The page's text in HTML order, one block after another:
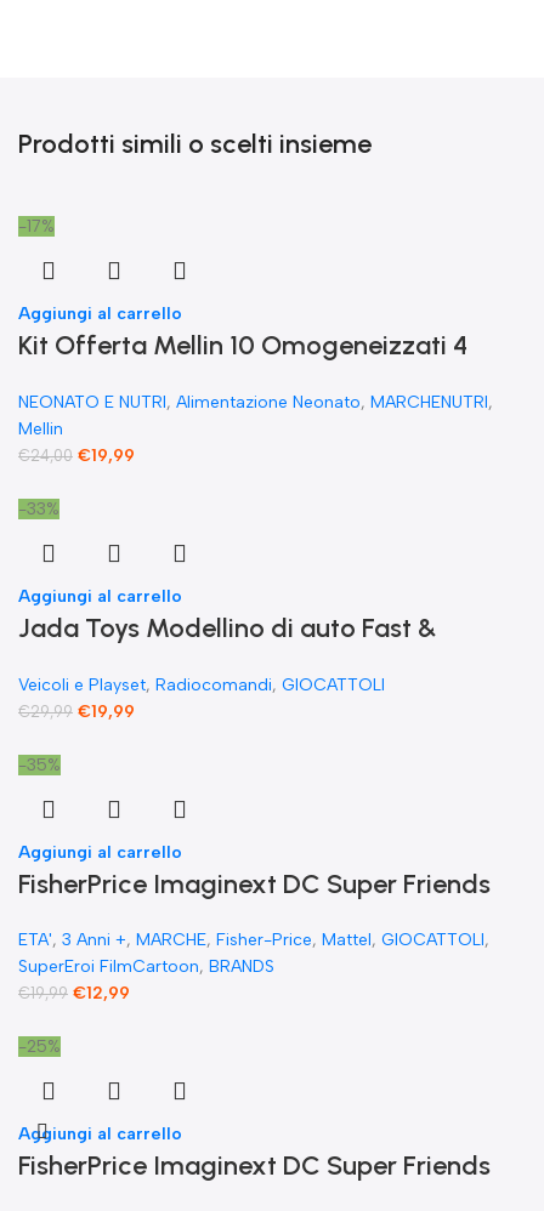
Prodotti simili o scelti insieme
-17%
Aggiungi al carrello
Kit Offerta Mellin 10 Omogeneizzati 4
Biscotto Granulato
NEONATO E NUTRI, Alimentazione Neonato, MARCHENUTRI,
Mellin
€24,00 €19,99
-33%
Aggiungi al carrello
Jada Toys Modellino di auto Fast &
Dominique Toretto Dodge Charger 1:55
Veicoli e Playset, Radiocomandi, GIOCATTOLI
€29,99 €19,99
-35%
Aggiungi al carrello
FisherPrice Imaginext DC Super Friends
ETA', 3 Anni +, MARCHE, Fisher-Price, Mattel, GIOCATTOLI,
SuperEroi FilmCartoon, BRANDS
€19,99 €12,99
-25%
Aggiungi al carrello
FisherPrice Imaginext DC Super Friends